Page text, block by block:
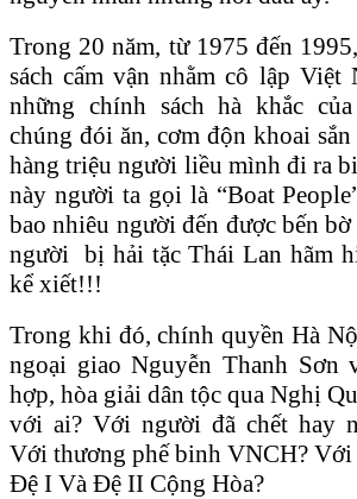
Trong 20 năm, từ 1975 đến
sách cấm vận nhằm cô lập Việt
những chính sách hà khắc
chúng đói ăn, cơm độn khoai
hàng triệu người liều mình đi ra
này người ta gọi là “Boat
bao nhiêu người đến được bến
người bị hải tặc Thái Lan hãm
kể xiết!!!
Trong khi đó, chính quyền Hà
ngoại giao Nguyễn Thanh Sơn
hợp, hòa giải dân tộc qua Nghị
với ai? Với người đã chết hay
Với thương phế binh VNCH? Với
Đệ I Và Đệ II Cộng Hòa?